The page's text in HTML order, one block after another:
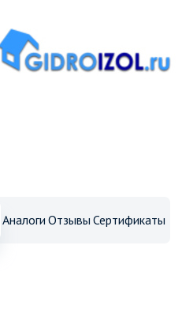
Аналоги Отзывы Сертификаты